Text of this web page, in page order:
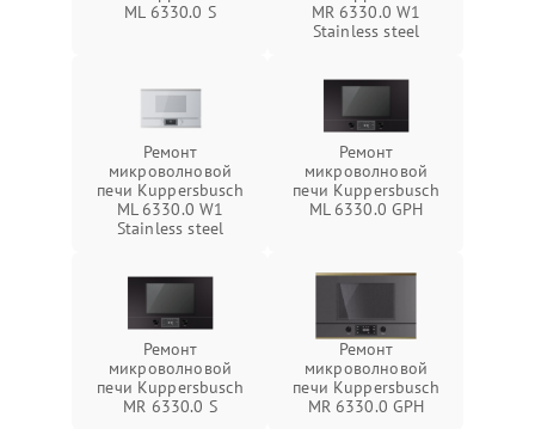
ML 6330.0 S
MR 6330.0 W1
Stainless steel
Ремонт
микроволновой
печи Kuppersbusch
ML 6330.0 W1
Stainless steel
Ремонт
микроволновой
печи Kuppersbusch
ML 6330.0 GPH
Ремонт
микроволновой
печи Kuppersbusch
MR 6330.0 S
Ремонт
микроволновой
печи Kuppersbusch
MR 6330.0 GPH